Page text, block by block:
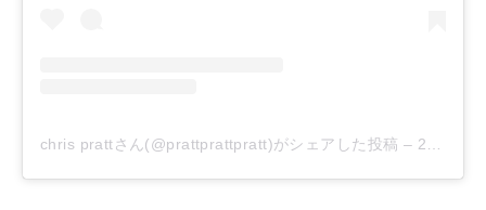
chris prattさん(@prattprattpratt)がシェアした投稿 – 2019年 6月月29日午前9時30分PDT